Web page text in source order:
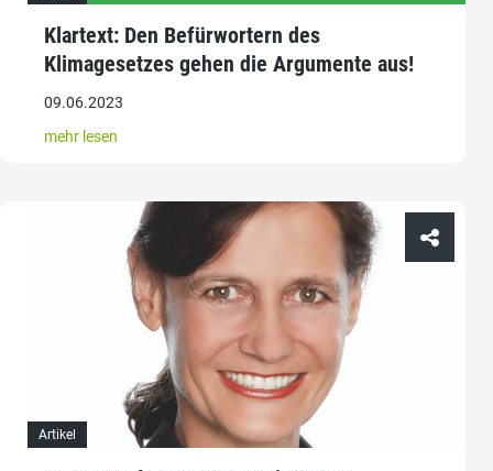
Klartext: Den Befürwortern des
Klimagesetzes gehen die Argumente aus!
09.06.2023
mehr lesen
Artikel